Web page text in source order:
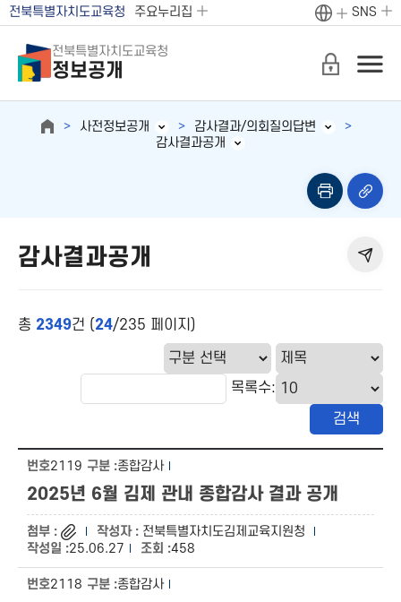
전북특별자치도교육청 주요누리집 SNS
전북특별자치도교육청
정보공개
사전정보공개
감사결과/의회질의답변
감사결과공개
감사결과공개
총 2349건 (24/235 페이지)
목록수:
2119 종합감사
2025년 6월 김제 관내 종합감사 결과 공개
전북특별자치도김제교육지원청
25.06.27
458
2118 종합감사